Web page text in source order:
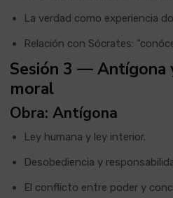
La verdad como experiencia
Relación con Sócrates:
Sesión 3 — Antígona
moral
Obra: Antígona
Ley humana y ley interior.
Desobediencia y
El conflicto entre poder y